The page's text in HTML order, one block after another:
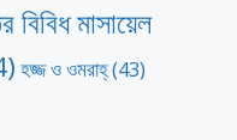
বিবিধ মাসায়েল
হজ্জ ও ওমরাহ্‌(43)